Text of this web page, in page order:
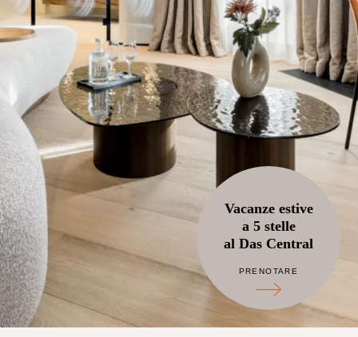
Vacanze estive
a 5 stelle
al Das Central
PRENOTARE